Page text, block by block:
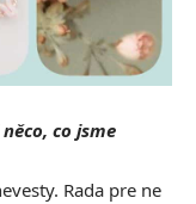
co jsme
Rada pre ne